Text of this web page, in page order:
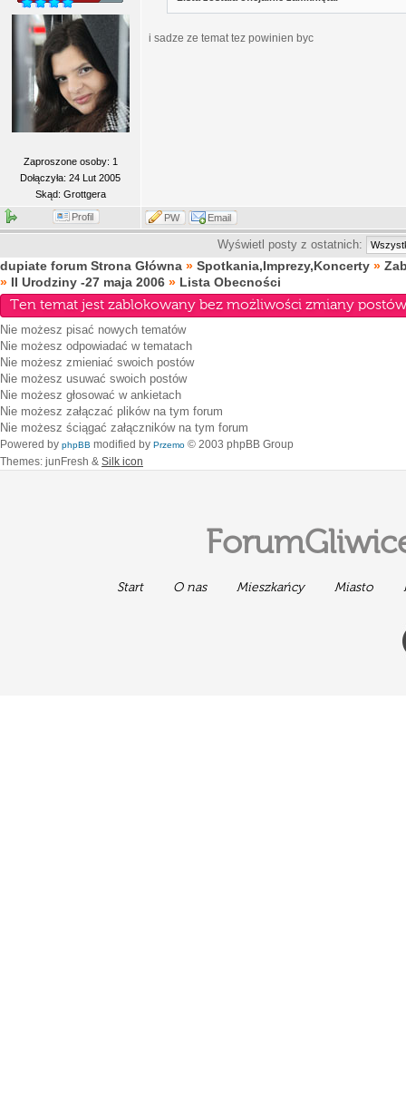
Zaproszone osoby: 1
Dołączyła: 24 Lut 2005
Skąd: Grottgera
i sadze ze temat tez powinien byc
Profil PW Email
Wyświetl posty z ostatnich:
dupiate forum Strona Główna » Spotkania,Imprezy,Koncerty »
» II Urodziny -27 maja 2006 » Lista Obecności
Ten temat jest zablokowany bez możliwości zmiany
Nie możesz pisać nowych tematów
Nie możesz odpowiadać w tematach
Nie możesz zmieniać swoich postów
Nie możesz usuwać swoich postów
Nie możesz głosować w ankietach
Nie możesz załączać plików na tym forum
Nie możesz ściągać załączników na tym forum
Powered by phpBB modified by Przemo © 2003 phpBB Group
Themes: junFresh & Silk icon
Start O nas Mieszkańcy Miasto